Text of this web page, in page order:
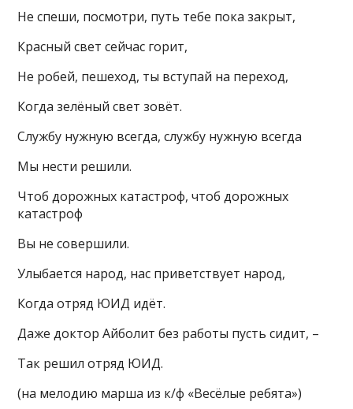
Не спеши, посмотри, путь тебе пока закрыт,
Красный свет сейчас горит,
Не робей, пешеход, ты вступай на переход,
Когда зелёный свет зовёт.
Службу нужную всегда, службу нужную всегда
Мы нести решили.
Чтоб дорожных катастроф, чтоб дорожных
катастроф
Вы не совершили.
Улыбается народ, нас приветствует народ,
Когда отряд ЮИД идёт.
Даже доктор Айболит без работы пусть сидит, –
Так решил отряд ЮИД.
(на мелодию марша из к/ф «Весёлые ребята»)